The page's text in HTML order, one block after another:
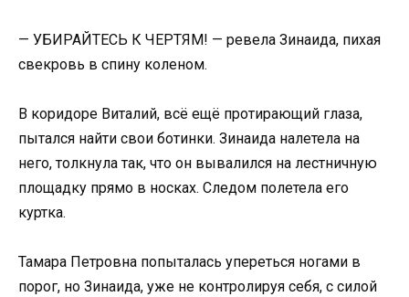
— УБИРАЙТЕСЬ К ЧЕРТЯМ! — ревела Зинаида, пихая
свекровь в спину коленом.
В коридоре Виталий, всё ещё протирающий глаза,
пытался найти свои ботинки. Зинаида налетела на
него, толкнула так, что он вывалился на лестничную
площадку прямо в носках. Следом полетела его
куртка.
Тамара Петровна попыталась упереться ногами в
порог, но Зинаида, уже не контролируя себя, с силой